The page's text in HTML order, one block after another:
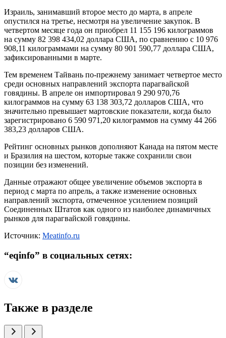
Израиль, занимавший второе место до марта, в апреле
опустился на третье, несмотря на увеличение закупок. В
четвертом месяце года он приобрел 11 155 196 килограммов
на сумму 82 398 434,02 доллара США, по сравнению с 10 976
908,11 килограммами на сумму 80 901 590,77 доллара США,
зафиксированными в марте.
Тем временем Тайвань по-прежнему занимает четвертое место
среди основных направлений экспорта парагвайской
говядины. В апреле он импортировал 9 290 970,76
килограммов на сумму 63 138 303,72 долларов США, что
значительно превышает мартовские показатели, когда было
зарегистрировано 6 590 971,20 килограммов на сумму 44 266
383,23 долларов США.
Рейтинг основных рынков дополняют Канада на пятом месте
и Бразилия на шестом, которые также сохранили свои
позиции без изменений.
Данные отражают общее увеличение объемов экспорта в
период с марта по апрель, а также изменение основных
направлений экспорта, отмеченное усилением позиций
Соединенных Штатов как одного из наиболее динамичных
рынков для парагвайской говядины.
Источник: Meatinfo.ru
“eqinfo” в социальных сетях:
Также в разделе